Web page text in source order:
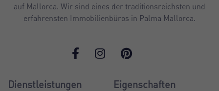
auf Mallorca. Wir sind eines der traditionsreichsten und
erfahrensten Immobilienbüros in Palma Mallorca.
Dienstleistungen Eigenschaften